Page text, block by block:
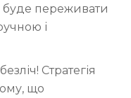
буде переживати
і
Стратегія
що